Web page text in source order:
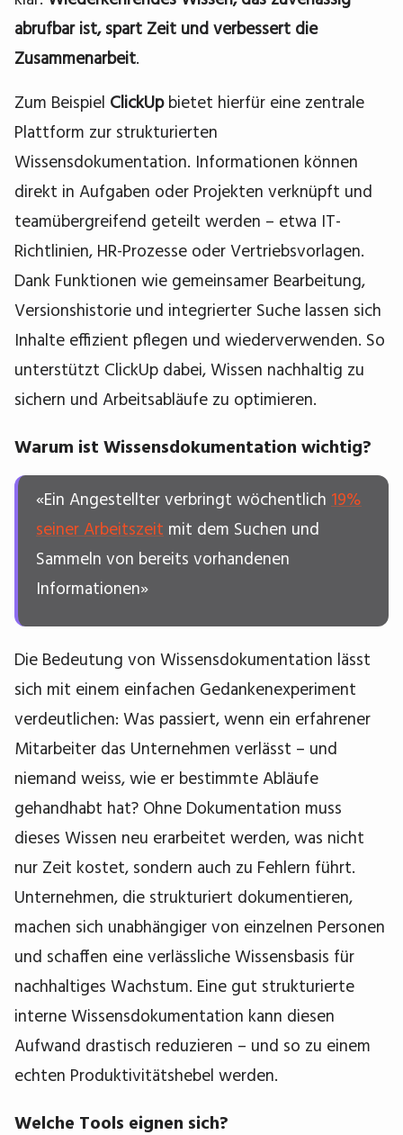
abrufbar ist, spart Zeit und verbessert die
Zusammenarbeit.
Zum Beispiel ClickUpbietet hierfür eine zentrale
Plattform zur strukturierten
Wissensdokumentation. Informationen können
direkt in Aufgaben oder Projekten verknüpft und
teamübergreifend geteilt werden – etwa IT-
Richtlinien, HR-Prozesse oder Vertriebsvorlagen.
Dank Funktionen wie gemeinsamer Bearbeitung,
Versionshistorie und integrierter Suche lassen sich
Inhalte effizient pflegen und wiederverwenden. So
unterstützt ClickUp dabei, Wissen nachhaltig zu
sichern und Arbeitsabläufe zu optimieren.
Warum ist Wissensdokumentation wichtig?
«Ein Angestellter verbringt wöchentlich 19%
seiner Arbeitszeit mit dem Suchen und
Sammeln von bereits vorhandenen
Informationen»
Die Bedeutung von Wissensdokumentation lässt
sich mit einem einfachen Gedankenexperiment
verdeutlichen: Was passiert, wenn ein erfahrener
Mitarbeiter das Unternehmen verlässt – und
niemand weiss, wie er bestimmte Abläufe
gehandhabt hat? Ohne Dokumentation muss
dieses Wissen neu erarbeitet werden, was nicht
nur Zeit kostet, sondern auch zu Fehlern führt.
Unternehmen, die strukturiert dokumentieren,
machen sich unabhängiger von einzelnen Personen
und schaffen eine verlässliche Wissensbasis für
nachhaltiges Wachstum. Eine gut strukturierte
interne Wissensdokumentation kann diesen
Aufwand drastisch reduzieren – und so zu einem
echten Produktivitätshebel werden.
Welche Tools eignen sich?